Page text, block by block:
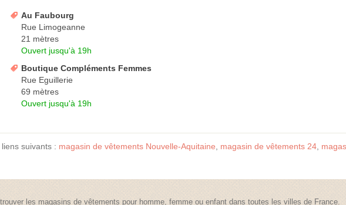
Au Faubourg
Rue Limogeanne
21 mètres
Ouvert jusqu'à 19h
Boutique Compléments Femmes
Rue Eguillerie
69 mètres
Ouvert jusqu'à 19h
suivants : magasin de vêtements Nouvelle-Aquitaine magasin de vêtements 24
les magasins de vêtements pour homme, femme ou enfant dans toutes les villes de France.